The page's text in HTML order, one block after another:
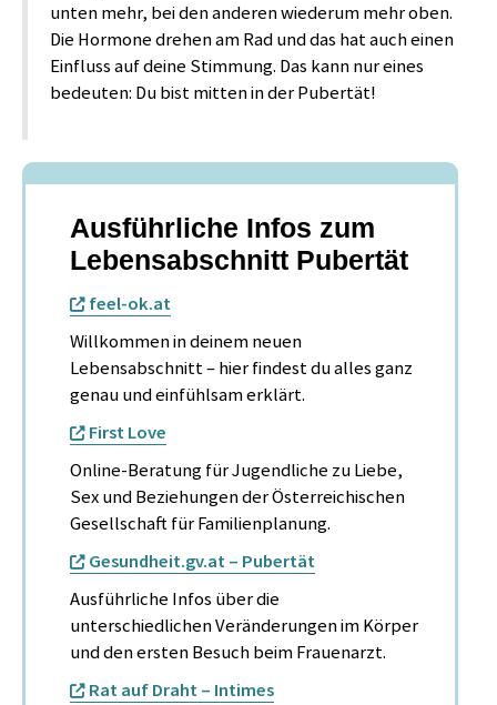
unten mehr, bei den anderen wiederum mehr oben.
Die Hormone drehen am Rad und das hat auch einen
Einfluss auf deine Stimmung. Das kann nur eines
bedeuten: Du bist mitten in der Pubertät!
Ausführliche Infos zum
Lebensabschnitt Pubertät
feel-ok.at
Willkommen in deinem neuen
Lebensabschnitt – hier findest du alles ganz
genau und einfühlsam erklärt.
First Love
Online-Beratung für Jugendliche zu Liebe,
Sex und Beziehungen der Österreichischen
Gesellschaft für Familienplanung.
Gesundheit.gv.at – Pubertät
Ausführliche Infos über die
unterschiedlichen Veränderungen im Körper
und den ersten Besuch beim Frauenarzt.
Rat auf Draht – Intimes